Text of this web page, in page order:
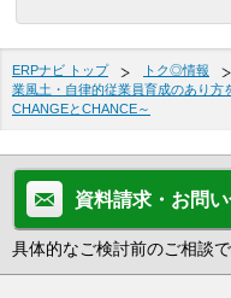
ERPナビ トップ トク◎情報
業風土・自律的従業員育成のあり方
CHANGEとCHANCE～
資料請求・お問
具体的なご検討前のご相談